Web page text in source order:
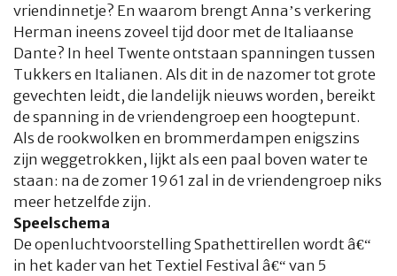
HOME COLUMNS WHAT'S NEW(S)ECONOMIE SPORT
CULTUUR
AUTEURSADVERTERENZOEKEN
vriendinnetje? En waarom brengt Anna’s verkering
Herman ineens zoveel tijd door met de Italiaanse
Dante? In heel Twente ontstaan spanningen tussen
Tukkers en Italianen. Als dit in de nazomer tot grote
gevechten leidt, die landelijk nieuws worden, bereikt
de spanning in de vriendengroep een hoogtepunt.
Als de rookwolken en brommerdampen enigszins
zijn weggetrokken, lijkt als een paal boven water te
staan: na de zomer 1961 zal in de vriendengroep niks
meer hetzelfde zijn.
Speelschema
De openluchtvoorstelling Spathettirellen wordt â€“
in het kader van het Textiel Festival â€“ van 5